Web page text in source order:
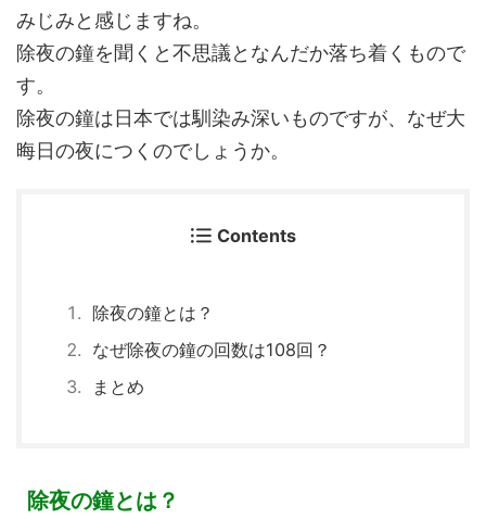
みじみと感じますね。
除夜の鐘を聞くと不思議となんだか落ち着くもので
す。
除夜の鐘は日本では馴染み深いものですが、なぜ大
晦日の夜につくのでしょうか。
Contents
除夜の鐘とは？
なぜ除夜の鐘の回数は108回？
まとめ
除夜の鐘とは？